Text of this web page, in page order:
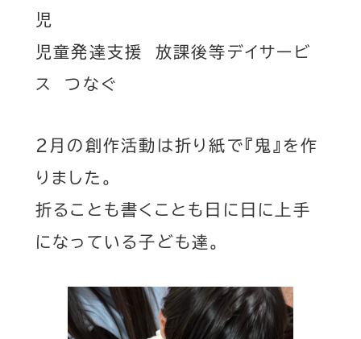
児
児童発達支援 放課後等デイサービ
ス つなぐ
2月の創作活動は折り紙で『鬼』を作
りました。
折ることも書くことも日に日に上手
になっている子ども達。